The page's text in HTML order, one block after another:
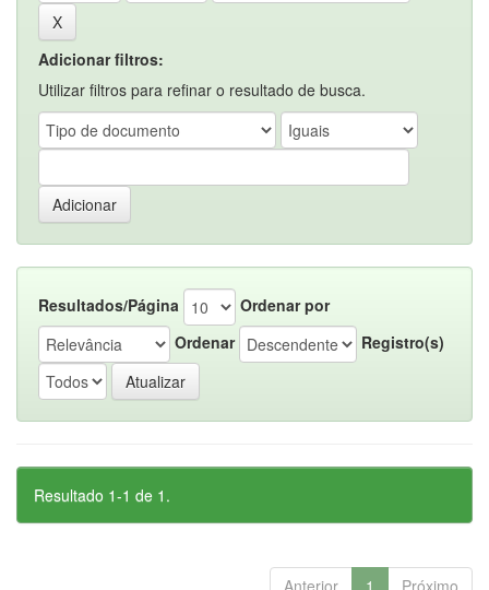
Adicionar filtros:
Utilizar filtros para refinar o resultado de busca.
Resultados/Página
Ordenar por
Ordenar
Registro(s)
Resultado 1-1 de 1.
Anterior 1 Próximo